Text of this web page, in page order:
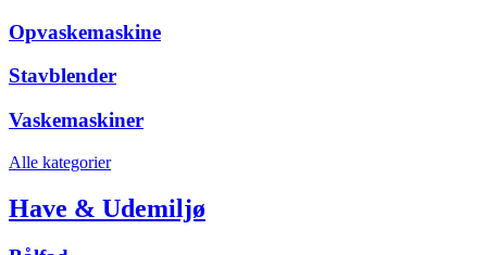
Opvaskemaskine
Stavblender
Vaskemaskiner
Alle kategorier
Have & Udemiljø